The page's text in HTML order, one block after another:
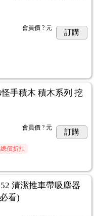
會員價 ? 元
訂購
怪手積木 積木系列 挖
會員價 ? 元
訂購
價折扣
清潔推車帶吸塵器
看)